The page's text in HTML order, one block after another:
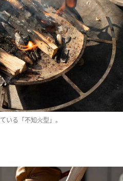
いる「不知火型」。